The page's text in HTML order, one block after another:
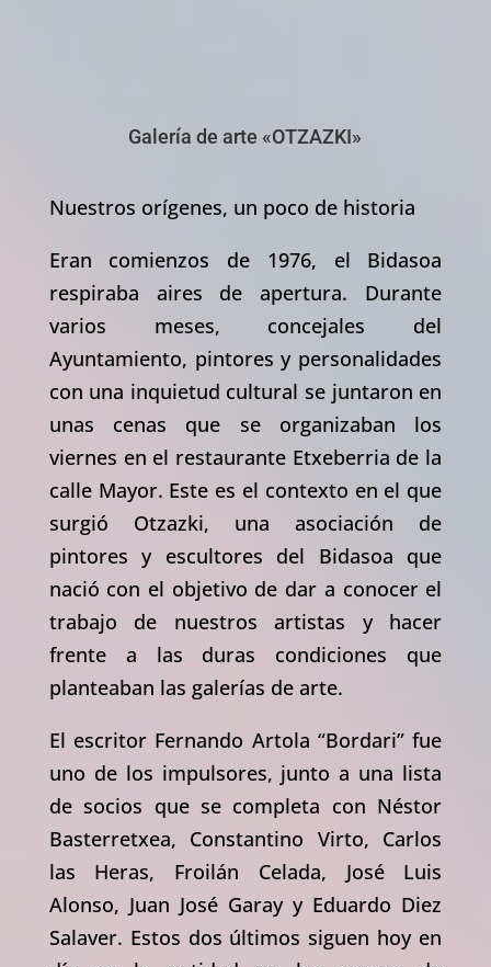
Galería de arte «OTZAZKI»
Nuestros orígenes, un poco de historia
Eran comienzos de 1976, el Bidasoa
respiraba aires de apertura. Durante
varios meses, concejales del
Ayuntamiento, pintores y personalidades
con una inquietud cultural se juntaron en
unas cenas que se organizaban los
viernes en el restaurante Etxeberria de la
calle Mayor. Este es el contexto en el que
surgió Otzazki, una asociación de
pintores y escultores del Bidasoa que
nació con el objetivo de dar a conocer el
trabajo de nuestros artistas y hacer
frente a las duras condiciones que
planteaban las galerías de arte.
El escritor Fernando Artola “Bordari” fue
uno de los impulsores, junto a una lista
de socios que se completa con Néstor
Basterretxea, Constantino Virto, Carlos
las Heras, Froilán Celada, José Luis
Alonso, Juan José Garay y Eduardo Diez
Salaver. Estos dos últimos siguen hoy en